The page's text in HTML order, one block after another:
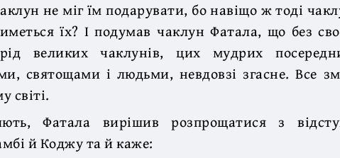
не міг їм подарувати, бо навіщо ж тоді
їх? І подумав чаклун Фатала, що без
рід великих чаклунів, цих мудрих
святощами і людьми, невдовзі згасне. Все
світі.
Фатала вирішив розпрощатися з
й Коджу та й каже: